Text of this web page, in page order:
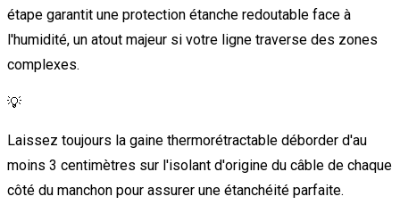
étape garantit une protection étanche redoutable face à
l'humidité, un atout majeur si votre ligne traverse des zones
complexes.
💡
Laissez toujours la gaine thermorétractable déborder d'au
moins 3 centimètres sur l'isolant d'origine du câble de chaque
côté du manchon pour assurer une étanchéité parfaite.